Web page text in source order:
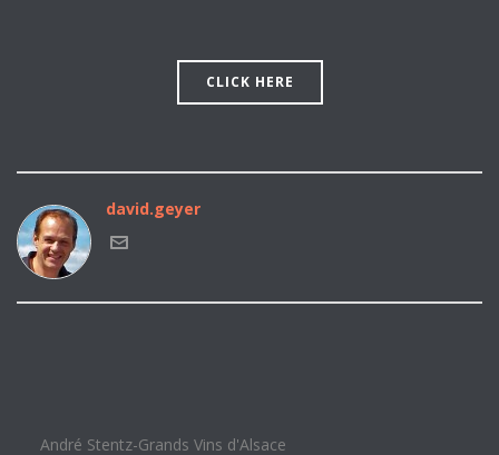
CLICK HERE
david.geyer
André Stentz-Grands Vins d'Alsace